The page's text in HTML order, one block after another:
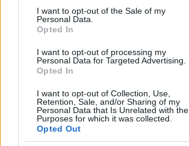
consent section.
I want to opt-out of the Sale of my
Personal Data.
Opted In
I want to opt-out of processing my
Personal Data for Targeted Advertising.
Opted In
I want to opt-out of Collection, Use,
Retention, Sale, and/or Sharing of my
Personal Data that Is Unrelated with the
Purposes for which it was collected.
Opted Out
Marta Ruiz · 7 Ago 2026